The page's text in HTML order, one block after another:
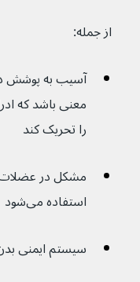
از جمله:
آسیب به پوشش
را تحریک کند
مشکل در عضلات
استفاده می‌شود
سیستم ایمنی